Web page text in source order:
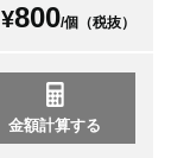
¥800/個（税抜）